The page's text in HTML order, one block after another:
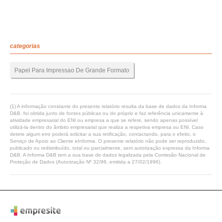
categorias
Papel Para Impressao De Grande Formato
(1) A informação constante do presente relatório resulta da base de dados da Informa
D&B, foi obtida junto de fontes públicas ou do próprio e faz referência unicamente à
atividade empresarial do ENI ou empresa a que se refere, sendo apenas possível
utilizá-la dentro do âmbito empresarial que realiza a respetiva empresa ou ENI. Caso
detete algum erro poderá solicitar a sua retificação, contactando, para o efeito, o
Serviço de Apoio ao Cliente eInforma. O presente relatório não pode ser reproduzido,
publicado ou redistribuído, total ou parcialmente, sem autorização expressa da Informa
D&B. A Informa D&B tem a sua base de dados legalizada pela Comissão Nacional de
Proteção de Dados (Autorização Nº 32/96, emitida a 27/02/1996).